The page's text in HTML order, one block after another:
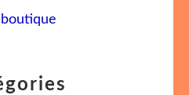
boutique